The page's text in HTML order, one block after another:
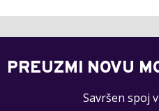
PREUZMI NOVU
Savršen spoj